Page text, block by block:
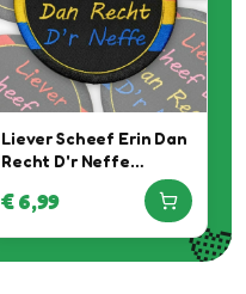
Liever Scheef Erin Dan
Recht D'r Neffe
€6,99